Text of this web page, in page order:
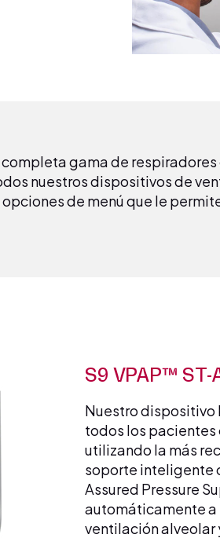
gama de respiradores
nuestros dispositivos de
de menú que le
S9 VPAP™ ST-
Nuestro dispositivo
todos los pacientes
utilizando la más
soporte inteligente
Assured Pressure
automáticamente a
ventilación alveolar